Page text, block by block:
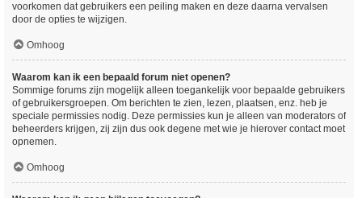
voorkomen dat gebruikers een peiling maken en deze daarna vervalsen
door de opties te wijzigen.
Omhoog
Waarom kan ik een bepaald forum niet openen?
Sommige forums zijn mogelijk alleen toegankelijk voor bepaalde gebruikers
of gebruikersgroepen. Om berichten te zien, lezen, plaatsen, enz. heb je
speciale permissies nodig. Deze permissies kun je alleen van moderators of
beheerders krijgen, zij zijn dus ook degene met wie je hierover contact moet
opnemen.
Omhoog